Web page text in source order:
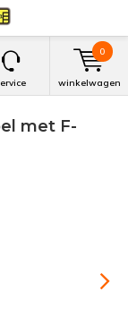
winkelwagen
0
met F-